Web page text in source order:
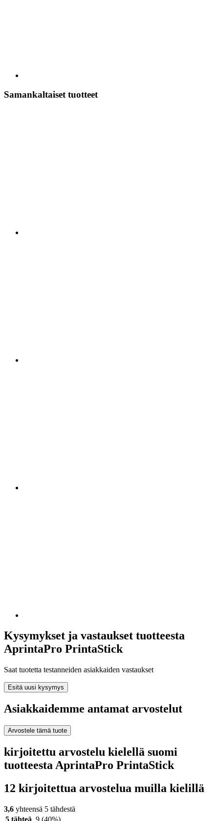
Samankaltaiset tuotteet
Kysymykset ja vastaukset tuotteesta
AprintaPro PrintaStick
Saat tuotetta testanneiden asiakkaiden vastaukset
Esitä uusi kysymys
Asiakkaidemme antamat arvostelut
Arvostele tämä tuote
kirjoitettu arvostelu kielellä suomi
tuotteesta AprintaPro PrintaStick
12 kirjoitettua arvostelua muilla kielillä
3,6 yhteensä 5 tähdestä
5 tähteä 9 (40%)